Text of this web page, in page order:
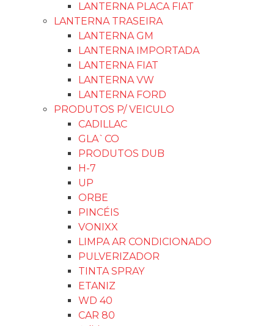
LANTERNA PLACA FIAT
LANTERNA TRASEIRA
LANTERNA GM
LANTERNA IMPORTADA
LANTERNA FIAT
LANTERNA VW
LANTERNA FORD
PRODUTOS P/ VEICULO
CADILLAC
GLA`CO
PRODUTOS DUB
H-7
UP
ORBE
PINCÉIS
VONIXX
LIMPA AR CONDICIONADO
PULVERIZADOR
TINTA SPRAY
ETANIZ
WD 40
CAR 80